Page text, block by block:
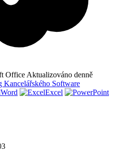
Office Aktualizováno denně
Kancelářského Software
Word
Excel